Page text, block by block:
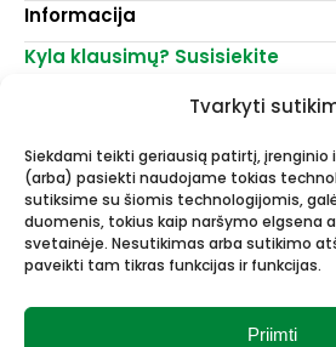
Tvarkyti
Siekdami teikti geriausią patirtį,
(arba) pasiekti naudojame tokias
sutiksime su šiomis technologijomis,
duomenis, tokius kaip naršymo elgsena
svetainėje. Nesutikimas arba sutikimo
paveikti tam tikras funkcijas ir funkcijas.
Priimti
Dažai
Dekoravimui
Lakai, skiedikliai
Akvarelinis popierius
Molbertai
Keramikams ir skulptoriams
FIMO modelinas
Drobės, porėmiai
Mokyklinės ir biuro prekės
Rėmai ir rėminimas
Informacija
Pirkimo taisyklės
Parduotuvės
Kyla klausimų? Susisiekite
info@menomuza.lt
Dailės, dailininkų
didmeninė ir
Esame Stipriausi
metais.